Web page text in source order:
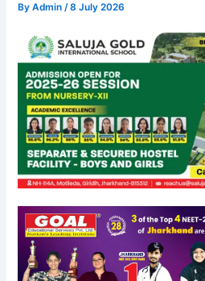
ByAdmin/8 July 2026